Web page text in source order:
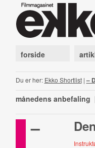
forside
Du er her: Ekko Shortlist| –
månedens anbefaling
–